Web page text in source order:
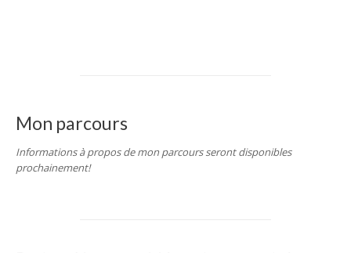
Mon parcours
Informations à propos de mon parcours seront disponibles
prochainement!